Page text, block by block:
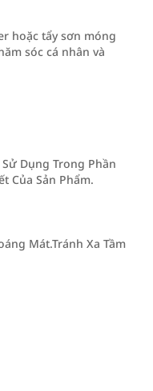
hoặc tẩy sơn móng
sóc cá nhân và
Dụng Trong Phần
Của Sản Phẩm.
Mát.Tránh Xa Tầm